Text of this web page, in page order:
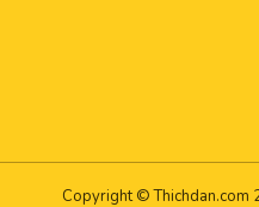
Copyright ©